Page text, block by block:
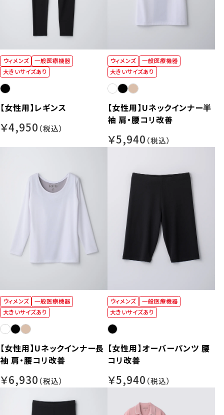
ウィメンズ
一般医療機器
大きいサイズあり
【女性用】レギンス
￥4,950
ウィメンズ
一般医療機器
大きいサイズあり
【女性用】Uネックインナー半
袖 肩・腰コリ改善
￥5,940
ウィメンズ
一般医療機器
大きいサイズあり
【女性用】Uネックインナー長
袖 肩・腰コリ改善
￥6,930
ウィメンズ
一般医療機器
大きいサイズあり
【女性用】オーバーパンツ 腰
コリ改善
￥5,940